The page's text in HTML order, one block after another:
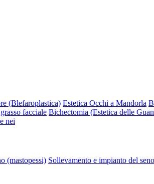
(Blefaroplastica) Estetica Occhi a Mandorla
facciale Bichectomia (Estetica delle
nei
(mastopessi) Sollevamento e impianto del seno